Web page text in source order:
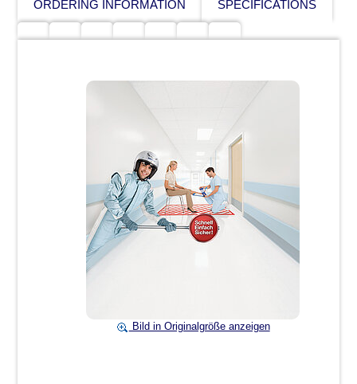
ORDERING INFORMATION SPECIFICATIONS
Bild in Originalgröße anzeigen